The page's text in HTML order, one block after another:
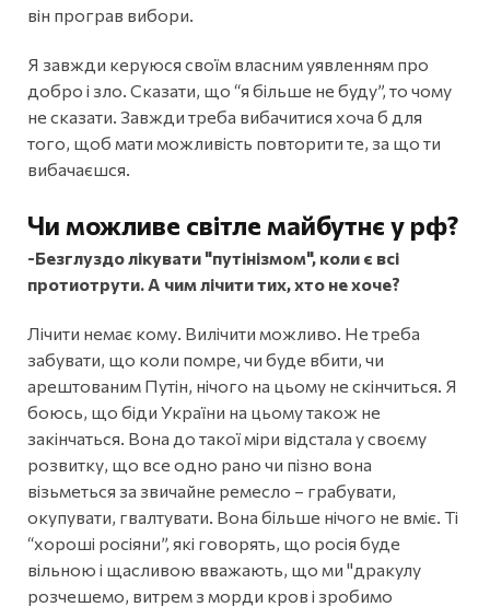
він програв вибори.
Я завжди керуюся своїм власним уявленням про
добро і зло. Сказати, що “я більше не буду”, то чому
не сказати. Завжди треба вибачитися хоча б для
того, щоб мати можливість повторити те, за що ти
вибачаєшся.
Чи можливе світле майбутнє у рф?
-Безглуздо лікувати "путінізмом", коли є всі
протиотрути. А чим лічити тих, хто не хоче?
Лічити немає кому. Вилічити можливо. Не треба
забувати, що коли помре, чи буде вбити, чи
арештованим Путін, нічого на цьому не скінчиться. Я
боюсь, що біди України на цьому також не
закінчаться. Вона до такої міри відстала у своєму
розвитку, що все одно рано чи пізно вона
візьметься за звичайне ремесло – грабувати,
окупувати, гвалтувати. Вона більше нічого не вміє. Ті
“хороші росіяни”, які говорять, що росія буде
вільною і щасливою вважають, що ми "дракулу
розчешемо, витрем з морди кров і зробимо